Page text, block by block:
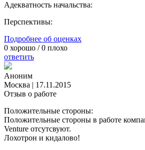
Адекватность начальства:
Перспективы:
Подробнее об оценках
0 хорошо /0 плохо
ответить
Аноним
Москва | 17.11.2015
Отзыв о работе
Положительные стороны:
Положительные стороны в работе
Venture отсутсвуют.
Лохотрон и кидалово!